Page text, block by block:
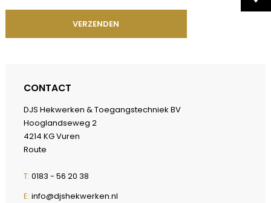
CONTACT
DJS Hekwerken & Toegangstechniek BV
Hooglandseweg 2
4214 KG Vuren
Route
T: 0183 - 56 20 38
E: info@djshekwerken.nl